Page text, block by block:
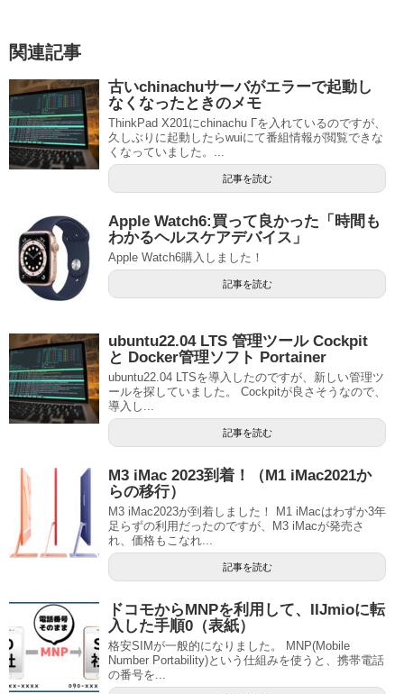
関連記事
古いchinachuサーバがエラーで起動し
なくなったときのメモ
ThinkPad X201にchinachu Γを入れているのですが、
久しぶりに起動したらwuiにて番組情報が閲覧できな
くなっていました。...
記事を読む
Apple Watch6:買って良かった「時間も
わかるヘルスケアデバイス」
Apple Watch6購入しました！
記事を読む
ubuntu22.04 LTS 管理ツール Cockpit
と Docker管理ソフト Portainer
ubuntu22.04 LTSを導入したのですが、新しい管理ツ
ールを探していました。 Cockpitが良さそうなので、
導入し...
記事を読む
M3 iMac 2023到着！（M1 iMac2021か
らの移行）
M3 iMac2023が到着しました！ M1 iMacはわずか3年
足らずの利用だったのですが、M3 iMacが発売さ
れ、価格もこなれ...
記事を読む
ドコモからMNPを利用して、IIJmioに転
入した手順0（表紙）
格安SIMが一般的になりました。 MNP(Mobile
Number Portability)という仕組みを使うと、携帯電話
の番号を...